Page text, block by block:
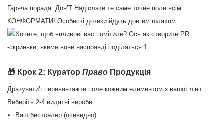
Гаряча порада: Дон’T Надіслати те саме точне поле всім.
КОНФОРМАТИ! Особисті дотики йдуть довгим шляхом.
🎁 Крок 2: Куратор Право Продукція
Дратувати’t перевантажте поле кожним елементом з вашої лінії.
Виберіть 2-4 видатні вироби:
Ваш бестселер (очевидно)